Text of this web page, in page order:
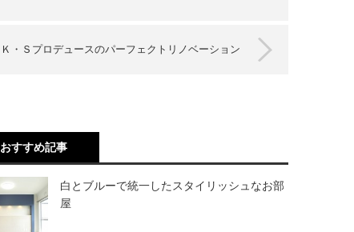
Ｋ・Ｓプロデュースのパーフェクトリノベーション
おすすめ記事
白とブルーで統一したスタイリッシュなお部
屋